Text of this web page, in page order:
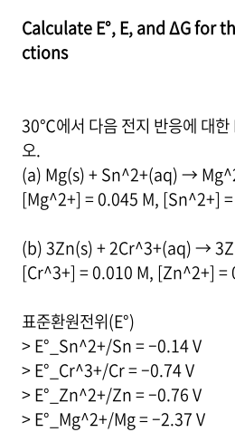
Calculate E°, E, and ΔG for
ctions
30℃에서 다음 전지 반응에 대한
오.
(a) Mg(s) + Sn^2+(aq) →
[Mg^2+] = 0.045 M, [Sn^2+]
(b) 3Zn(s) + 2Cr^3+(aq) →
[Cr^3+] = 0.010 M, [Zn^2+] =
표준환원전위(E°)
> E°_Sn^2+/Sn = –0.14 V
> E°_Cr^3+/Cr = –0.74 V
> E°_Zn^2+/Zn = –0.76 V
> E°_Mg^2+/Mg = –2.37 V